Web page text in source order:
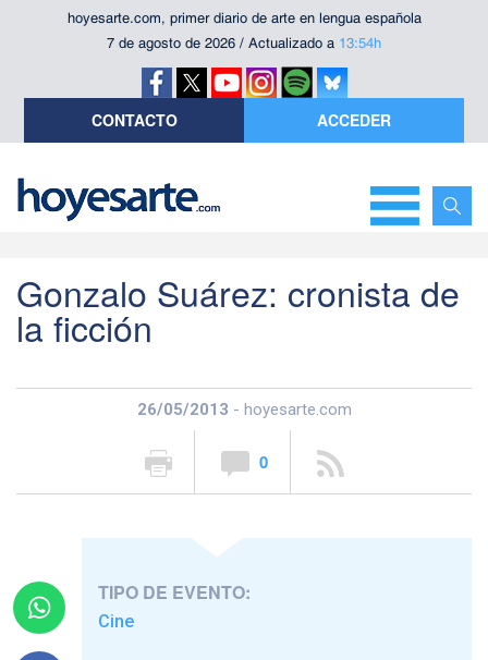
hoyesarte.com, primer diario de arte en lengua española
7 de agosto de 2026 / Actualizado a 13:54h
CONTACTO ACCEDER
Gonzalo Suárez: cronista de
la ficción
26/05/2013 - hoyesarte.com
0
TIPO DE EVENTO:
Cine